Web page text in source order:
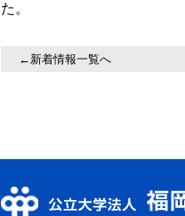
た。
←新着情報一覧へ